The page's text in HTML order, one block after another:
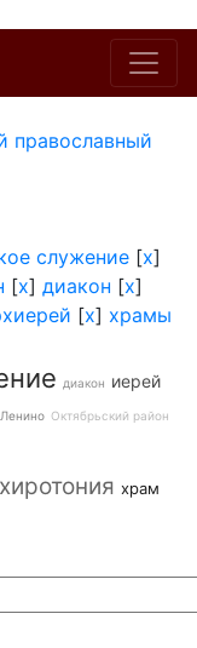
православный
служение [x]
[x] диакон [x]
[x] храмы
диакон иерей
Октябрьский район
хиротония храм